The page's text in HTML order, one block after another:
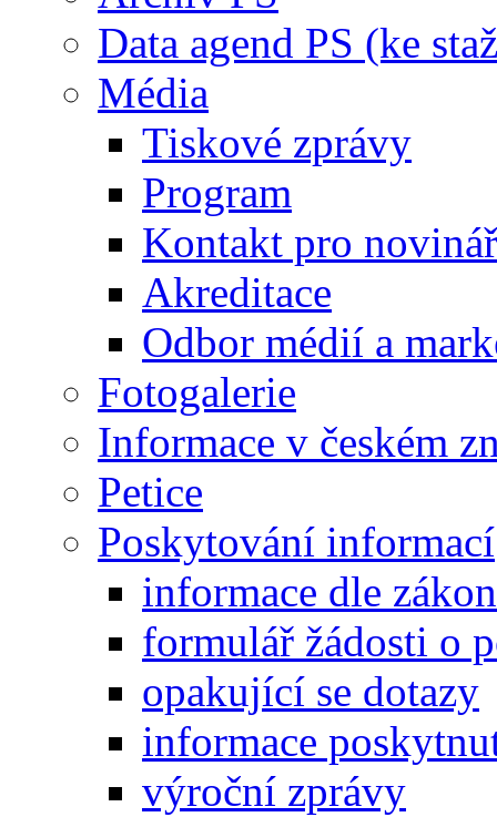
Data agend PS (ke
Média
Tiskové zprávy
Program
Kontakt pro
Akreditace
Odbor médií a
Fotogalerie
Informace v českém
Petice
Poskytování informací
informace dle
formulář žádosti o
opakující se dotazy
informace
výroční zprávy